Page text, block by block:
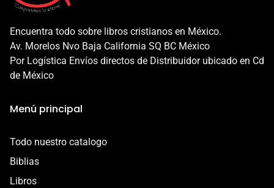
siguientes casos:
- Daño en el envío
- Defecto o error de fabricación
contacto@libreriacristianamadai.com, ¡Te
acompañaremos en el proceso!
protegida en todo momento.
Encuentra todo sobre libros cristianos en México.
Av. Morelos Nvo Baja California SQ BC México
Por Logística Envíos directos de Distribuidor ubicado en Cd
de México
Menú principal
Todo nuestro catalogo
Biblias
Libros